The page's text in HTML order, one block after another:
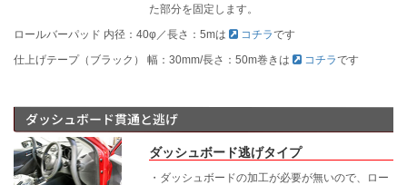
た部分を固定します。
ロールバーパッド 内径：40φ／長さ：5mは
コチラです
仕上げテープ（ブラック） 幅：30mm/長さ：50m巻きは
コチラです
ダッシュボード貫通と逃げ
ダッシュボード逃げタイプ
・ダッシュボードの加工が必要が無いので、ロー